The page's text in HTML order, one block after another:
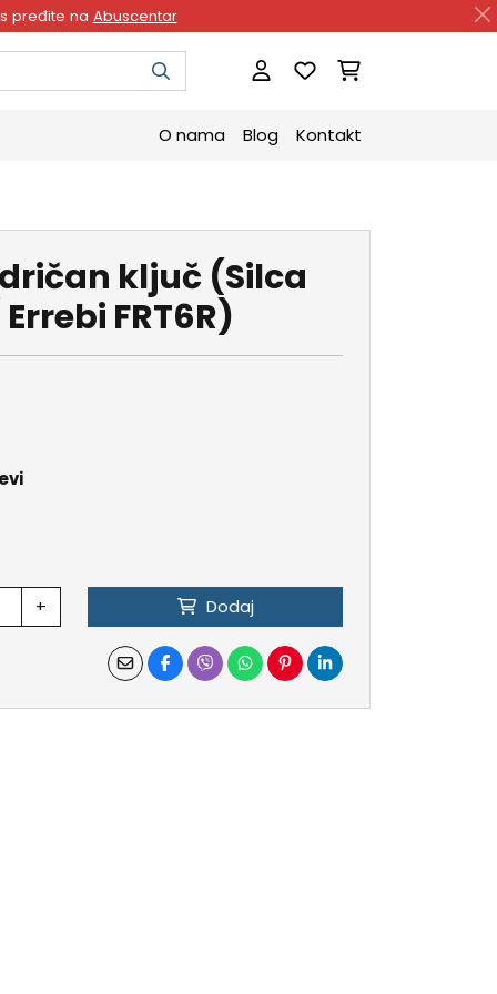
pređite na Abuscentar
O nama Blog Kontakt
ključ (Silca
Errebi FRT6R)
+ Dodaj